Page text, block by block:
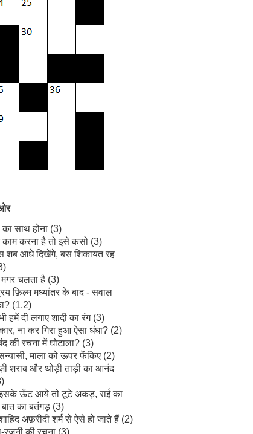
का साथ होना (3)
करना है तो इसे कसो (3)
शब आधे दिखेंगे, बस शिकायत रह
मगर चलता है (3)
फ़िल्म मध्यांतर के बाद - सवाल
(1,2)
हमें दी लगाए शादी का रंग (3)
ना कर गिरा हुआ ऐसा धंधा? (2)
की रचना में घोटाला? (3)
सन्यासी, माला को ऊपर फेंकिए (2)
शराब और थोड़ी ताड़ी का आनंद
ऊँट आये तो टूटे अकड़, राई का
बात का बतंगड़ (3)
अफ़रीदी शर्म से ऐसे हो जाते हैं (2)
की रचना (3)